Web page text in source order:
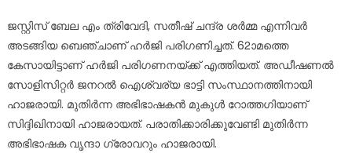
ജസ്റ്റിസ് ബേല എം ത്രിവേദി, സതീഷ് ചന്ദ്ര ശര്‍മ്മ എന്നിവര്‍
അടങ്ങിയ ബെഞ്ചാണ് ഹര്‍ജി പരിഗണിച്ചത്. 62ാമത്തെ
കേസായിട്ടാണ് ഹര്‍ജി പരിഗണനയ്ക്ക് എത്തിയത്. അഡീഷണല്‍
സോളിസിറ്റര്‍ ജനറല്‍ ഐശ്വര്യ ഭാട്ടി സംസ്ഥാനത്തിനായി
ഹാജരായി. മുതിര്‍ന്ന അഭിഭാഷകന്‍ മുകുള്‍ റോത്തഗിയാണ്
സിദ്ദിഖിനായി ഹാജരായത്. പരാതിക്കാരിക്കുവേണ്ടി മുതിര്‍ന്ന
അഭിഭാഷക വൃന്ദാ ഗ്രോവറും ഹാജരായി.